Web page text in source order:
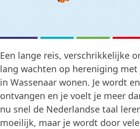
Een lange reis, verschrikkelijke
lang wachten op hereniging met
in Wassenaar wonen. Je wordt
ontvangen en je voelt je meer
nu snel de Nederlandse taal
moeilijk, maar je wordt door